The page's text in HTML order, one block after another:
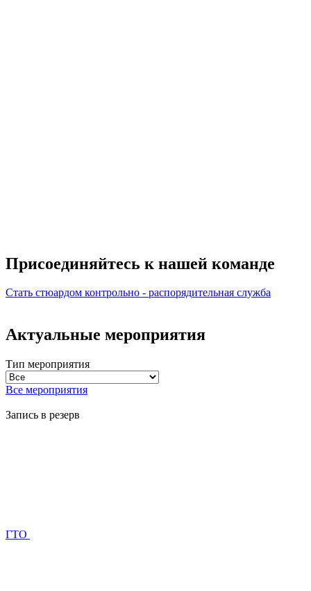
Присоединяйтесь к нашей команде
Стать стюардом контрольно - распорядительная служба
Актуальные мероприятия
Тип мероприятия
Все мероприятия
Запись в резерв
ГТО